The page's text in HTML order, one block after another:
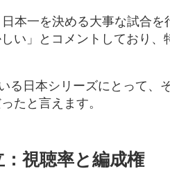
本一を決める大事な試合
い」とコメントしており
る日本シリーズにとって、
たと言えます。
視聴率と編成権